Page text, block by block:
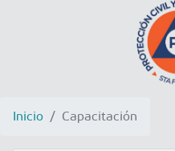
Inicio Capacitación